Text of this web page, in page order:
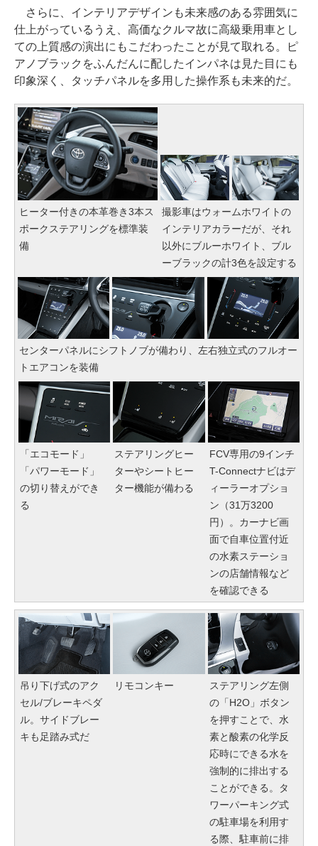
さらに、インテリアデザインも未来感のある雰囲気に
仕上がっているうえ、高価なクルマ故に高級乗用車とし
ての上質感の演出にもこだわったことが見て取れる。ピ
アノブラックをふんだんに配したインパネは見た目にも
印象深く、タッチパネルを多用した操作系も未来的だ。
ヒーター付きの本革巻き3本ス
ポークステアリングを標準装
備
撮影車はウォームホワイトの
インテリアカラーだが、それ
以外にブルーホワイト、ブル
ーブラックの計3色を設定する
センターパネルにシフトノブが備わり、左右独立式のフルオー
トエアコンを装備
「エコモード」
「パワーモード」
の切り替えができ
る
ステアリングヒー
ターやシートヒー
ター機能が備わる
FCV専用の9インチ
T-Connectナビはデ
ィーラーオプショ
ン（31万3200
円）。カーナビ画
面で自車位置付近
の水素ステーショ
ンの店舗情報など
を確認できる
吊り下げ式のアク
セル/ブレーキペダ
ル。サイドブレー
キも足踏み式だ
リモコンキー
ステアリング左側
の「H2O」ボタン
を押すことで、水
素と酸素の化学反
応時にできる水を
強制的に排出する
ことができる。タ
ワーパーキング式
の駐車場を利用す
る際、駐車前に排